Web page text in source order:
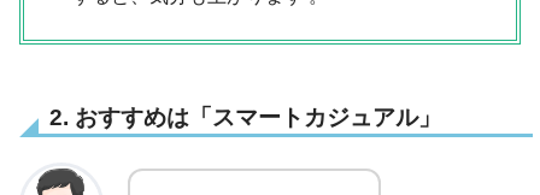
2. おすすめは「スマートカジュアル」